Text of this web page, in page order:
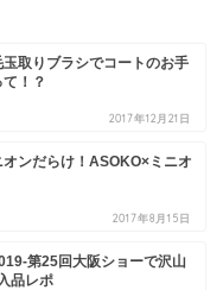
玉取りブラシでコートのお手
！？
2017年12月21日
ンだらけ！ASOKO×ミニオ
2017年8月15日
第25回大阪ショーで沢山
品レポ